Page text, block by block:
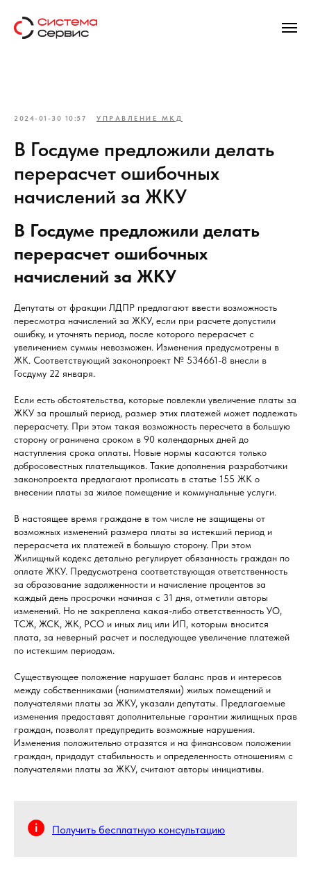
2024-01-30 10:57 УПРАВЛЕНИЕ МКД
В Госдуме предложили делать
перерасчет ошибочных
начислений за ЖКУ
В Госдуме предложили делать
перерасчет ошибочных
начислений за ЖКУ
Депутаты от фракции ЛДПР предлагают ввести возможность
пересмотра начислений за ЖКУ, если при расчете допустили
ошибку, и уточнять период, после которого перерасчет с
увеличением суммы невозможен. Изменения предусмотрены в
ЖК. Соответствующий законопроект № 534661-8 внесли в
Госдуму 22 января.
Если есть обстоятельства, которые повлекли увеличение платы за
ЖКУ за прошлый период, размер этих платежей может подлежать
перерасчету. При этом такая возможность пересчета в большую
сторону ограничена сроком в 90 календарных дней до
наступления срока оплаты. Новые нормы касаются только
добросовестных плательщиков. Такие дополнения разработчики
законопроекта предлагают прописать в статье 155 ЖК о
внесении платы за жилое помещение и коммунальные услуги.
В настоящее время граждане в том числе не защищены от
возможных изменений размера платы за истекший период и
перерасчета их платежей в большую сторону. При этом
Жилищный кодекс детально регулирует обязанность граждан по
оплате ЖКУ. Предусмотрена соответствующая ответственность
за образование задолженности и начисление процентов за
каждый день просрочки начиная с 31 дня, отметили авторы
изменений. Но не закреплена какая-либо ответственность УО,
ТСЖ, ЖСК, ЖК, РСО и иных лиц или ИП, которым вносится
плата, за неверный расчет и последующее увеличение платежей
по истекшим периодам.
Существующее положение нарушает баланс прав и интересов
между собственниками (нанимателями) жилых помещений и
получателями платы за ЖКУ, указали депутаты. Предлагаемые
изменения предоставят дополнительные гарантии жилищных прав
граждан, позволят предупредить возможные нарушения.
Изменения положительно отразятся и на финансовом положении
граждан, придадут стабильность и определенность отношениям с
получателями платы за ЖКУ, считают авторы инициативы.
Получить бесплатную консультацию